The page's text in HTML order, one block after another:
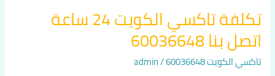
تكلفة تاكسي الكويت 24 ساعة
اتصل بنا 60036648
تاكسي الكويت 60036648 /
admin